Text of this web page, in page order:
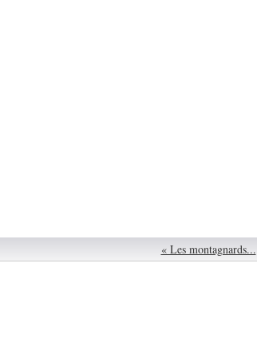
« Les montagnards...